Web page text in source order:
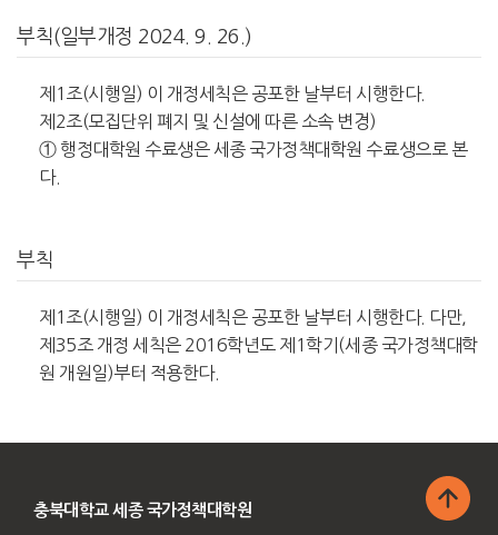
부칙(일부개정 2024. 9. 26.)
제1조(시행일) 이 개정세칙은 공포한 날부터 시행한다.
제2조(모집단위 폐지 및 신설에 따른 소속 변경)
① 행정대학원 수료생은 세종 국가정책대학원 수료생으로 본
다.
부칙
제1조(시행일) 이 개정세칙은 공포한 날부터 시행한다. 다만,
제35조 개정 세칙은 2016학년도 제1학기(세종 국가정책대학
원 개원일)부터 적용한다.
충북대학교 세종 국가정책대학원